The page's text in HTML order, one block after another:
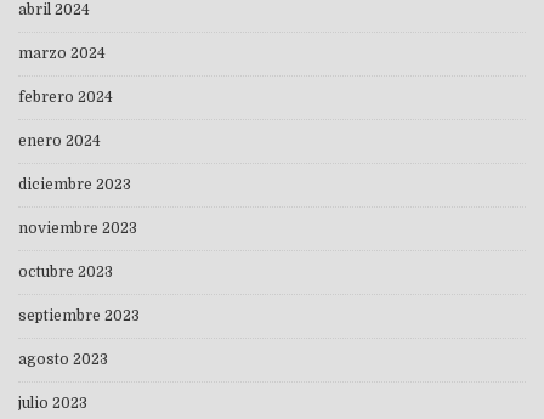
abril 2024
marzo 2024
febrero 2024
enero 2024
diciembre 2023
noviembre 2023
octubre 2023
septiembre 2023
agosto 2023
julio 2023